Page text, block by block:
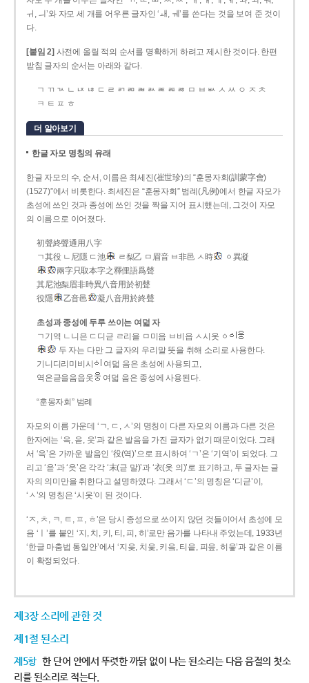
ㅟ, ㅢ’와 자모 세 개를 어우른 글자인 ‘ㅙ, ㅞ’를 쓴다는 것을 보여 준 것이
다.
[붙임 2] 사전에 올릴 적의 순서를 명확하게 하려고 제시한 것이다. 한편
받침 글자의 순서는 아래와 같다.
ㄱ ㄲ ㄳ ㄴ ㄵ ㄶ ㄷ ㄹ ㄺ ㄻ ㄼ ㄽ ㄾ ㄿ ㅀ ㅁ ㅂ ㅄ ㅅ ㅆ ㅇ ㅈ ㅊ
ㅋ ㅌ ㅍ ㅎ
더 알아보기
한글 자모 명칭의 유래
한글 자모의 수, 순서, 이름은 최세진(崔世珍)의 “훈몽자회(訓蒙字會)
(1527)”에서 비롯한다. 최세진은 “훈몽자회” 범례(凡例)에서 한글 자모가
초성에 쓰인 것과 종성에 쓰인 것을 짝을 지어 표시했는데, 그것이 자모
의 이름으로 이어졌다.
初聲終聲通用八字
ㄱ其役 ㄴ尼隱 ㄷ池
ㄹ梨乙 ㅁ眉音 ㅂ非邑 ㅅ時
ㆁ異凝
兩字只取本字之釋俚語爲聲
其尼池梨眉非時異八音用於初聲
役隱
乙音邑 凝八音用於終聲
초성과 종성에 두루 쓰이는 여덟 자
ㄱ기역 ㄴ니은 ㄷ디귿 ㄹ리을 ㅁ미음 ㅂ비읍 ㅅ시옷 ㆁ
두 자는 다만 그 글자의 우리말 뜻을 취해 소리로 사용한다.
기니디리미비시
여덟 음은 초성에 사용되고,
역은귿을음읍옷
여덟 음은 종성에 사용된다.
“훈몽자회” 범례
자모의 이름 가운데 ‘ㄱ, ㄷ, ㅅ’의 명칭이 다른 자모의 이름과 다른 것은
한자에는 ‘윽, 읃, 읏’과 같은 발음을 가진 글자가 없기 때문이었다. 그래
서 ‘윽’은 가까운 발음인 ‘役(역)’으로 표시하여 ‘ㄱ’은 ‘기역’이 되었다. 그
리고 ‘읃’과 ‘읏’은 각각 ‘末(귿 말)’과 ‘衣(옷 의)’로 표기하고, 두 글자는 글
자의 의미만을 취한다고 설명하였다. 그래서 ‘ㄷ’의 명칭은 ‘디귿’이,
‘ㅅ’의 명칭은 ‘시옷’이 된 것이다.
‘ㅈ, ㅊ, ㅋ, ㅌ, ㅍ, ㅎ’은 당시 종성으로 쓰이지 않던 것들이어서 초성에 모
음 ‘ㅣ’를 붙인 ‘지, 치, 키, 티, 피, 히’로만 음가를 나타내 주었는데, 1933년
‘한글 마춤법 통일안’에서 ‘지읒, 치읓, 키읔, 티읕, 피읖, 히읗’과 같은 이름
이 확정되었다.
제3장 소리에 관한 것
제1절 된소리
제5항 한 단어 안에서 뚜렷한 까닭 없이 나는 된소리는 다음 음절의 첫소
리를 된소리로 적는다.